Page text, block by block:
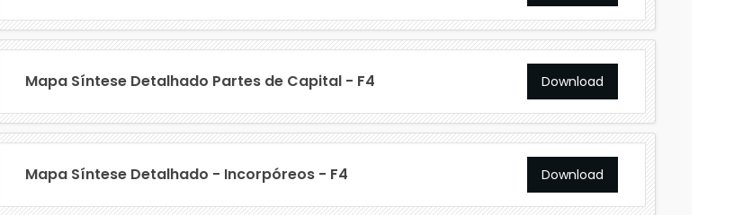
Mapa Síntese Detalhado Partes de Capital - F4 Download
Mapa Síntese Detalhado - Incorpóreos - F4 Download